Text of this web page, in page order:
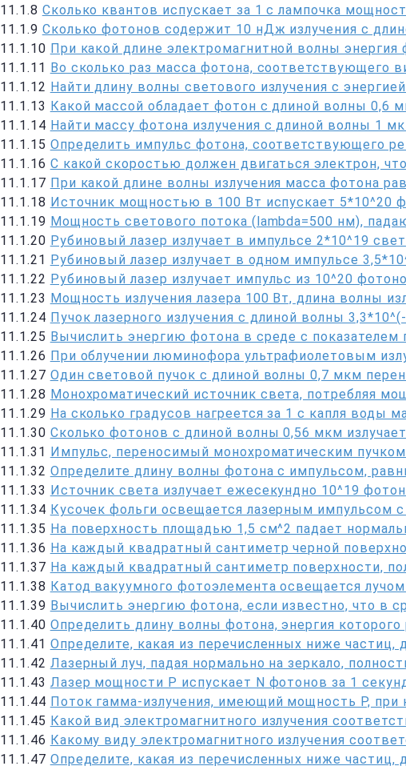
11.1.8 Сколько квантов испускает за 1 с лампочка
11.1.9 Сколько фотонов содержит 10 нДж излучения с
11.1.10 При какой длине электромагнитной волны
11.1.11 Во сколько раз масса фотона, соответствующего
11.1.12 Найти длину волны светового излучения с
11.1.13 Какой массой обладает фотон с длиной волны 0,6
11.1.14 Найти массу фотона излучения с длиной волны 1
11.1.15 Определить импульс фотона, соответствующего
11.1.16 С какой скоростью должен двигаться электрон,
11.1.17 При какой длине волны излучения масса фотона
11.1.18 Источник мощностью в 100 Вт испускает 5*10^20
11.1.19 Мощность светового потока (lambda=500 нм),
11.1.20 Рубиновый лазер излучает в импульсе 2*10^19
11.1.21 Рубиновый лазер излучает в одном импульсе
11.1.22 Рубиновый лазер излучает импульс из 10^20
11.1.23 Мощность излучения лазера 100 Вт, длина волны
11.1.24 Пучок лазерного излучения с длиной волны
11.1.25 Вычислить энергию фотона в среде с показателем
11.1.26 При облучении люминофора ультрафиолетовым
11.1.27 Один световой пучок с длиной волны 0,7 мкм
11.1.28 Монохроматический источник света, потребляя
11.1.29 На сколько градусов нагреется за 1 с капля воды
11.1.30 Сколько фотонов с длиной волны 0,56 мкм
11.1.31 Импульс, переносимый монохроматическим
11.1.32 Определите длину волны фотона с импульсом,
11.1.33 Источник света излучает ежесекундно 10^19
11.1.34 Кусочек фольги освещается лазерным импульсом
11.1.35 На поверхность площадью 1,5 см^2 падает
11.1.36 На каждый квадратный сантиметр черной
11.1.37 На каждый квадратный сантиметр поверхности,
11.1.38 Катод вакуумного фотоэлемента освещается
11.1.39 Вычислить энергию фотона, если известно, что в
11.1.40 Определить длину волны фотона, энергия
11.1.41 Определите, какая из перечисленных ниже
11.1.42 Лазерный луч, падая нормально на зеркало,
11.1.43 Лазер мощности P испускает N фотонов за 1
11.1.44 Поток гамма-излучения, имеющий мощность P, при
11.1.45 Какой вид электромагнитного излучения
11.1.46 Какому виду электромагнитного излучения
11.1.47 Определите, какая из перечисленных ниже